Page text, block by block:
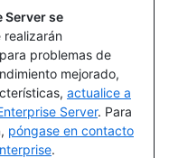
Server se
realizarán
problemas de
mejorado,
actualice a
Server. Para
póngase en contacto
.